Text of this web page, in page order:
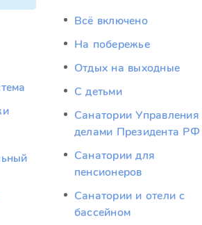
Всё включено
На побережье
Отдых на выходные
С детьми
Санатории Управления
делами Президента РФ
Санатории для
пенсионеров
Санатории и отели с
бассейном